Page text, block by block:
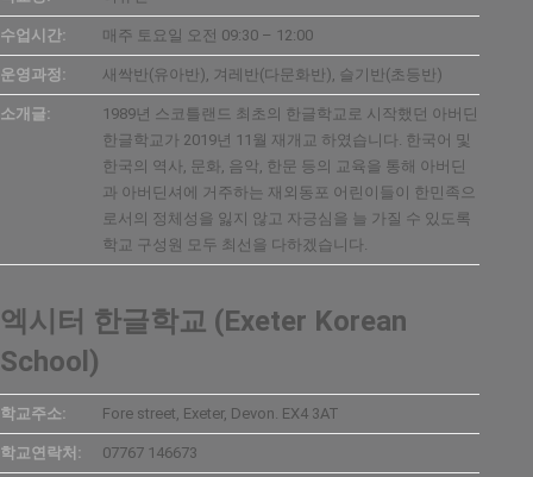
수업시간: 매주 토요일 오전 09:30 – 12:00
운영과정: 새싹반(유아반), 겨레반(다문화반), 슬기반(초등반)
소개글:
1989년 스코틀랜드 최초의 한글학교로 시작했던 아버딘
한글학교가 2019년 11월 재개교 하였습니다. 한국어 및
한국의 역사, 문화, 음악, 한문 등의 교육을 통해 아버딘
과 아버딘셔에 거주하는 재외동포 어린이들이 한민족으
로서의 정체성을 잃지 않고 자긍심을 늘 가질 수 있도록
학교 구성원 모두 최선을 다하겠습니다.
엑시터 한글학교 (Exeter Korean
School)
학교주소: Fore street, Exeter, Devon. EX4 3AT
학교연락처: 07767 146673